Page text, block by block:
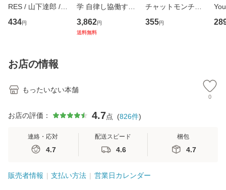
RES / 山下達郎 /
イーストウエス
ト・ジャパン [CD]
434円
学 自律し協働する
専門職の看護マネ
ジメントスキル 改
3,862円
送料無料
チャットモンチー /
キューンレコード
[CD]【メール便送
355円
のが
お店の情報
もったいない本舗
0
お店の評価： 4.7点 (826件)
連絡・応対
4.7
配送スピード
4.6
梱包
4.7
販売者情報 支払い方法 営業日カレンダー